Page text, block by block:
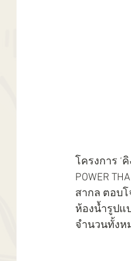
โครงการ ‘
POWER
สากล ตอบ
ห้องน้ำรูปแ
จำนวนทั้งห